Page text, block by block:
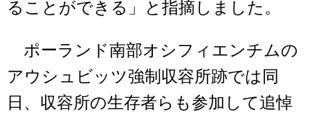
ることができる」と指摘しました。
ポーランド南部オシフィエンチムの
アウシュビッツ強制収容所跡では同
日、収容所の生存者らも参加して追悼